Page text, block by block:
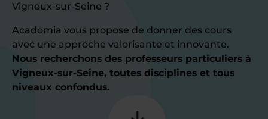
Vigneux-sur-Seine ?
Acadomia vous propose de donner des cours
avec une approche valorisante et innovante.
Nous recherchons des professeurs particuliers à
Vigneux-sur-Seine, toutes disciplines et tous
niveaux confondus.